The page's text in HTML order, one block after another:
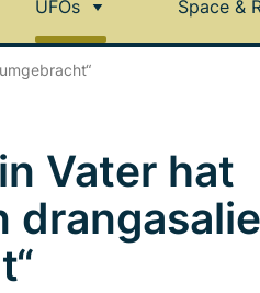
UFOs Space &
Vater hat